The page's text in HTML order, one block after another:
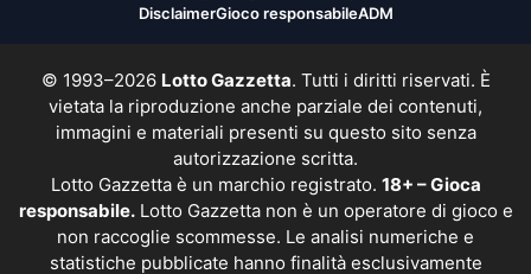
DisclaimerGioco responsabileADM
© 1993–2026 Lotto Gazzetta. Tutti i diritti riservati. È
vietata la riproduzione anche parziale dei contenuti,
immagini e materiali presenti su questo sito senza
autorizzazione scritta.
Lotto Gazzetta è un marchio registrato. 18+ – Gioca
responsabile.Lotto Gazzetta non è un operatore di gioco e
non raccoglie scommesse. Le analisi numeriche e
statistiche pubblicate hanno finalità esclusivamente